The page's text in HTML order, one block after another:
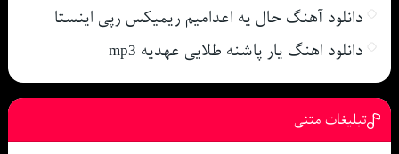
دانلود آهنگ حال یه اعدامیم ریمیکس رپی اینستا
دانلود اهنگ یار پاشنه طلایی عهدیه mp3
تبلیغات متنی